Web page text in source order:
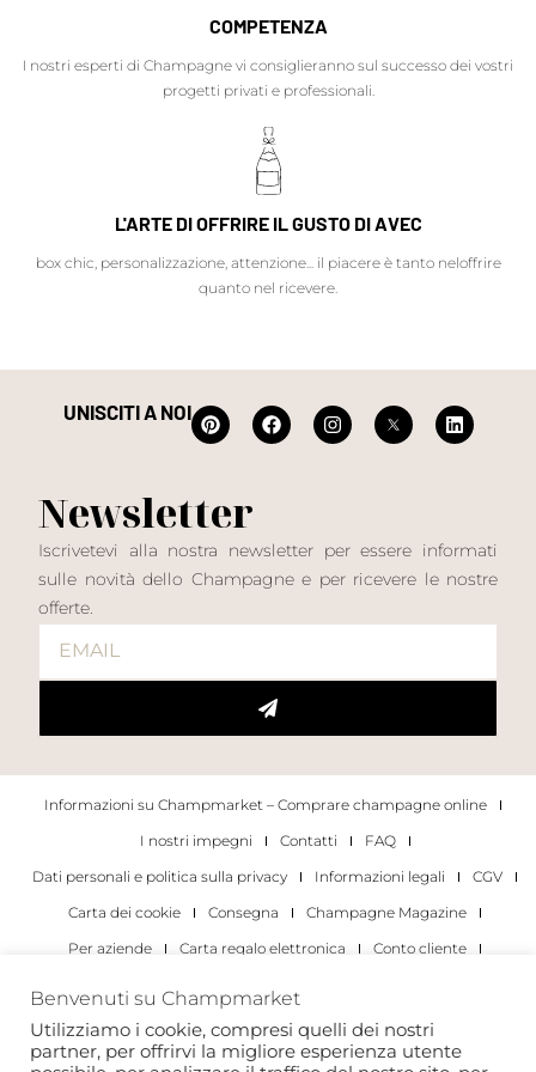
COMPETENZA
I nostri esperti di Champagne vi consiglieranno sul successo dei vostri
progetti privati e professionali.
L'ARTE DI OFFRIRE IL GUSTO DI AVEC
box chic, personalizzazione, attenzione... il piacere è tanto neloffrire
quanto nel ricevere.
UNISCITI A NOI
Newsletter
Iscrivetevi alla nostra newsletter per essere informati
sulle novità dello Champagne e per ricevere le nostre
offerte.
Informazioni su Champmarket – Comprare champagne online
I nostri impegni
Contatti
FAQ
Dati personali e politica sulla privacy
Informazioni legali
CGV
Carta dei cookie
Consegna
Champagne Magazine
Per aziende
Carta regalo elettronica
Conto cliente
Per gli individui
Per le aziende
Benvenuti su Champmarket
Utilizziamo i cookie, compresi quelli dei nostri
partner, per offrirvi la migliore esperienza utente